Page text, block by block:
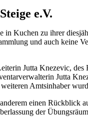
e.V.
Kuchen zu ihrer
und auch keine
Jutta Knezevic,
Jutta
Amtsinhaber
einen Rückblick
der